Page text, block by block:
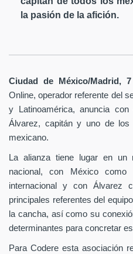
la pasión de la afición.
Ciudad de México/Madrid,
Online, operador referente del
y Latinoamérica, anuncia con
Álvarez, capitán y uno de los
mexicano.
La alianza tiene lugar en un
nacional, con México como
internacional y con Álvarez
principales referentes del
la cancha, así como su
determinantes para concretar
Para Codere esta asociación